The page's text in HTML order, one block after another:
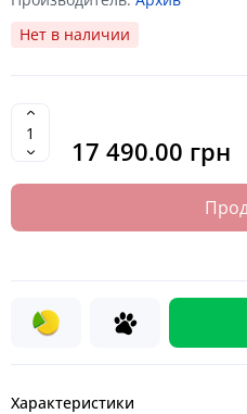
Нет в наличии
17 490.00 грн
Характеристики